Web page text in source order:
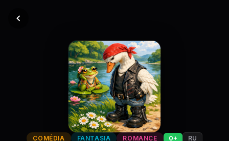
COMÉDIA FANTASIA ROMANCE 0+ RU